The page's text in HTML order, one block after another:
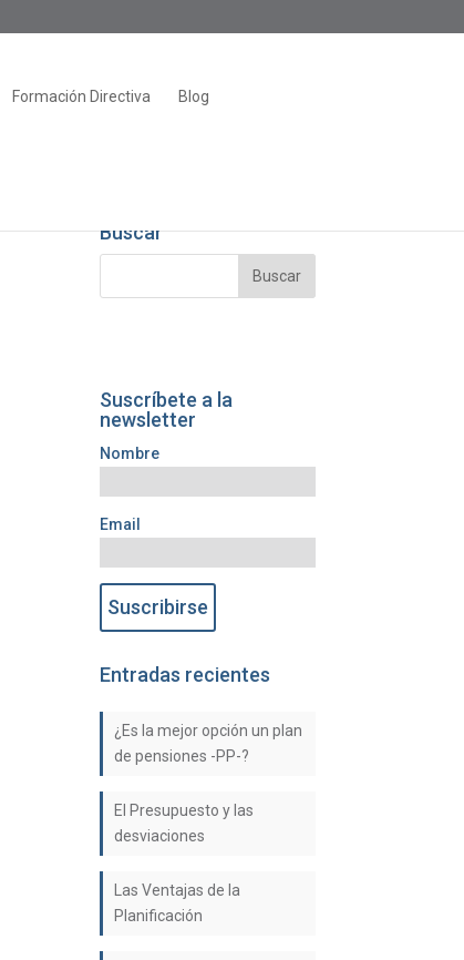
Formación Directiva Blog
Buscar
Suscríbete a la
newsletter
Nombre
Email
Entradas recientes
¿Es la mejor opción un plan
de pensiones -PP-?
El Presupuesto y las
desviaciones
Las Ventajas de la
Planificación